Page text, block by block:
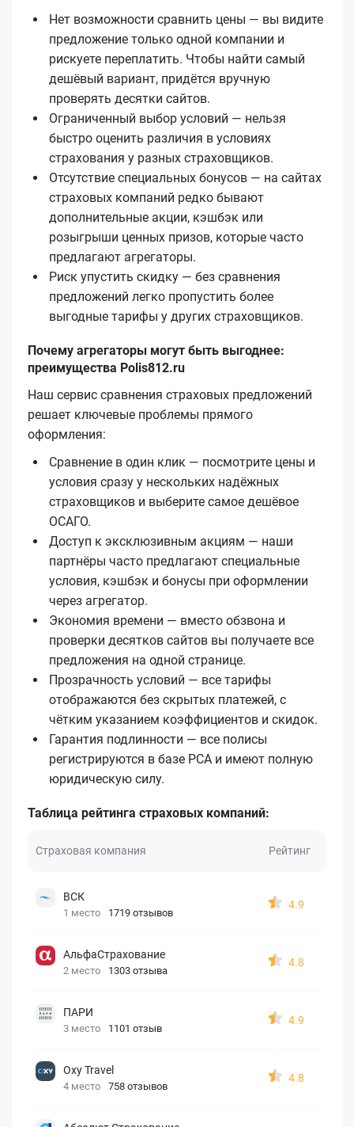
Нет возможности сравнить цены — вы видите
предложение только одной компании и
рискуете переплатить. Чтобы найти самый
дешёвый вариант, придётся вручную
проверять десятки сайтов.
Ограниченный выбор условий — нельзя
быстро оценить различия в условиях
страхования у разных страховщиков.
Отсутствие специальных бонусов — на сайтах
страховых компаний редко бывают
дополнительные акции, кэшбэк или
розыгрыши ценных призов, которые часто
предлагают агрегаторы.
Риск упустить скидку — без сравнения
предложений легко пропустить более
выгодные тарифы у других страховщиков.
Почему агрегаторы могут быть выгоднее:
преимущества Polis812.ru
Наш сервис сравнения страховых предложений
решает ключевые проблемы прямого
оформления:
Сравнение в один клик — посмотрите цены и
условия сразу у нескольких надёжных
страховщиков и выберите самое дешёвое
ОСАГО.
Доступ к эксклюзивным акциям — наши
партнёры часто предлагают специальные
условия, кэшбэк и бонусы при оформлении
через агрегатор.
Экономия времени — вместо обзвона и
проверки десятков сайтов вы получаете все
предложения на одной странице.
Прозрачность условий — все тарифы
отображаются без скрытых платежей, с
чётким указанием коэффициентов и скидок.
Гарантия подлинности — все полисы
регистрируются в базе РСА и имеют полную
юридическую силу.
Таблица рейтинга страховых компаний:
Страховая компания Рейтинг
ВСК
1 место 1719 отзывов
4.9
АльфаСтрахование
2 место 1303 отзыва
4.8
ПАРИ
3 место 1101 отзыв
4.9
Oxy Travel
4 место 758 отзывов
4.8